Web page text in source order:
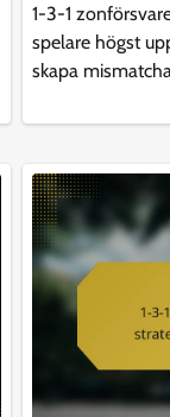
1-3-1
spelare högst
skapa